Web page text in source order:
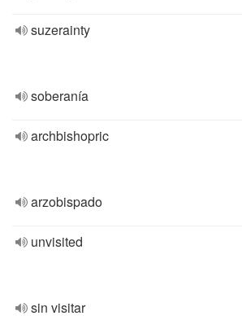
suzerainty
soberanía
archbishopric
arzobispado
unvisited
sin visitar